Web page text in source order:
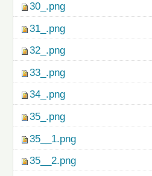
30_.png
31_.png
32_.png
33_.png
34_.png
35_.png
35__1.png
35__2.png